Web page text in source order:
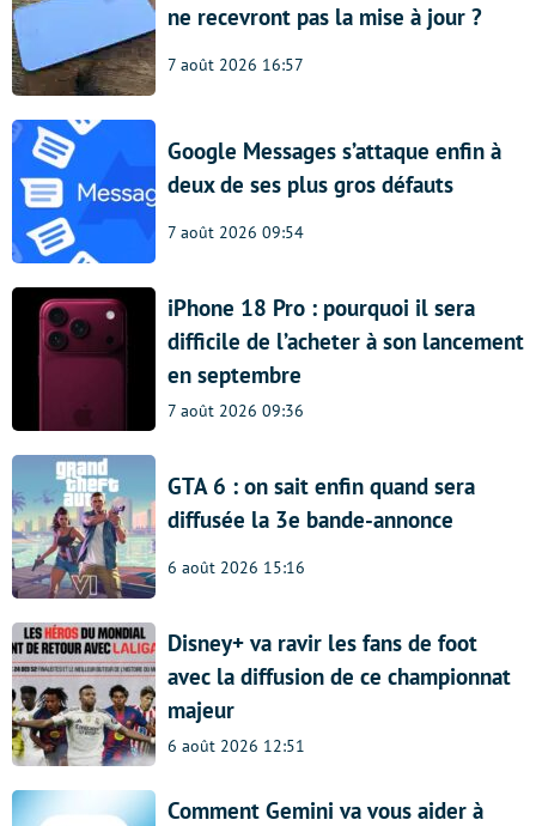
ne recevront pas la mise à jour ?
7 août 2026 16:57
Google Messages s’attaque enfin à
deux de ses plus gros défauts
7 août 2026 09:54
iPhone 18 Pro : pourquoi il sera
difficile de l’acheter à son lancement
en septembre
7 août 2026 09:36
GTA 6 : on sait enfin quand sera
diffusée la 3e bande-annonce
6 août 2026 15:16
Disney+ va ravir les fans de foot
avec la diffusion de ce championnat
majeur
6 août 2026 12:51
Comment Gemini va vous aider à